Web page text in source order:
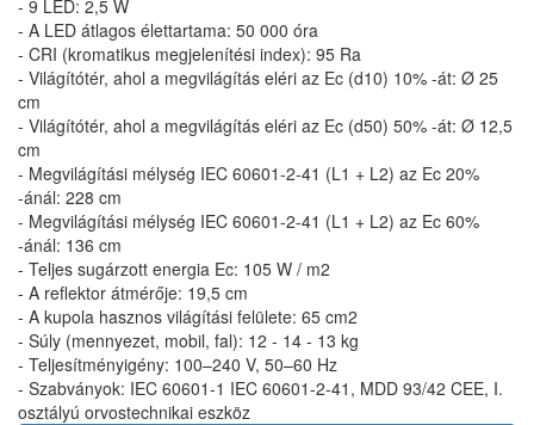
- 9 LED: 2,5 W
- A LED átlagos élettartama: 50 000 óra
- CRI (kromatikus megjelenítési index): 95 Ra
- Világítótér, ahol a megvilágítás eléri az Ec (d10) 10% -át: Ø 25
cm
- Világítótér, ahol a megvilágítás eléri az Ec (d50) 50% -át: Ø 12,5
cm
- Megvilágítási mélység IEC 60601-2-41 (L1 + L2) az Ec 20%
-ánál: 228 cm
- Megvilágítási mélység IEC 60601-2-41 (L1 + L2) az Ec 60%
-ánál: 136 cm
- Teljes sugárzott energia Ec: 105 W / m2
- A reflektor átmérője: 19,5 cm
- A kupola hasznos világítási felülete: 65 cm2
- Súly (mennyezet, mobil, fal): 12 - 14 - 13 kg
- Teljesítményigény: 100–240 V, 50–60 Hz
- Szabványok: IEC 60601-1 IEC 60601-2-41, MDD 93/42 CEE, I.
osztályú orvostechnikai eszköz